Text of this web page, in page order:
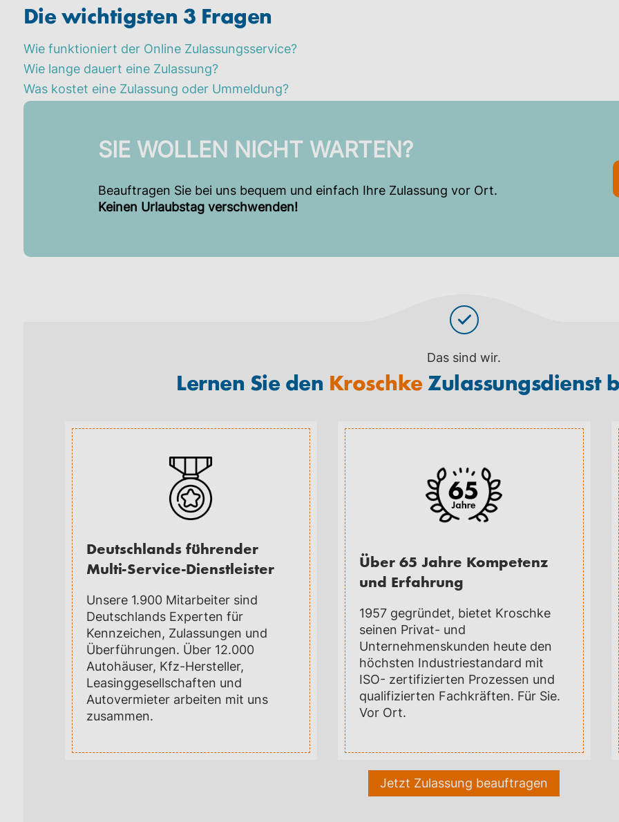
Die wichtigsten 3 Fragen
Wie funktioniert der Online Zulassungsservice?
Wie lange dauert eine Zulassung?
Was kostet eine Zulassung oder Ummeldung?
SIE WOLLEN NICHT WARTEN?
Beauftragen Sie bei uns bequem und einfach Ihre Zulassung vor Ort.
Keinen Urlaubstag verschwenden!
Das sind wir.
Lernen Sie den KroschkeZulassungsdienst
Deutschlands führender
Multi-Service-Dienstleister
Unsere 1.900 Mitarbeiter sind
Deutschlands Experten für
Kennzeichen, Zulassungen und
Überführungen. Über 12.000
Autohäuser, Kfz-Hersteller,
Leasinggesellschaften und
Autovermieter arbeiten mit uns
zusammen.
Über 65 Jahre Kompetenz
und Erfahrung
1957 gegründet, bietet Kroschke
seinen Privat- und
Unternehmenskunden heute den
höchsten Industriestandard mit
ISO- zertifizierten Prozessen und
qualifizierten Fachkräften. Für Sie.
Vor Ort.
Jetzt Zulassung beauftragen